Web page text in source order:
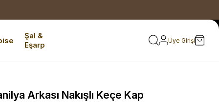
Şal &
Eşarp
Üye Girişi
Arkası Nakışlı Keçe Kap